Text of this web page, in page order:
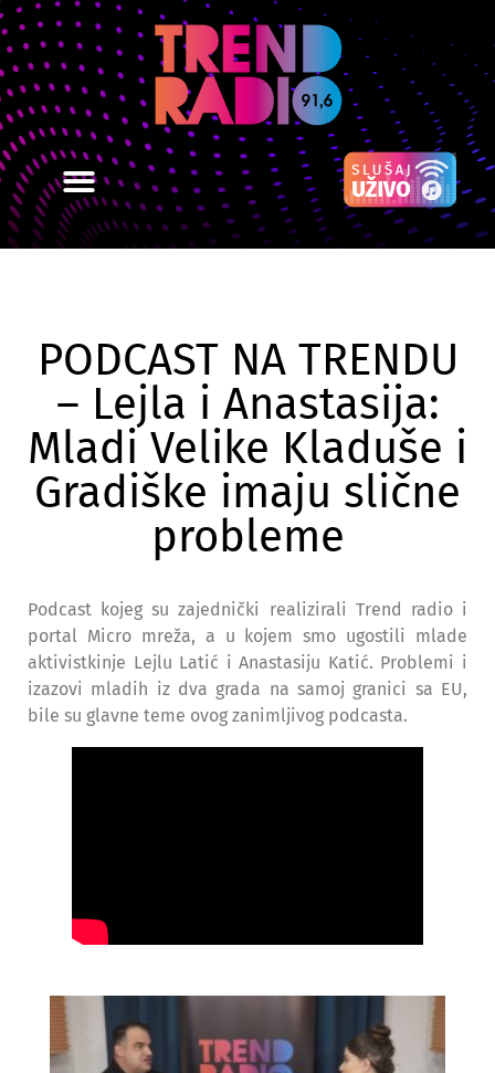
PODCAST NA TRENDU
– Lejla i Anastasija:
Mladi Velike Kladuše i
Gradiške imaju slične
probleme
Podcast kojeg su zajednički realizirali Trend radio i
portal Micro mreža, a u kojem smo ugostili mlade
aktivistkinje Lejlu Latić i Anastasiju Katić. Problemi i
izazovi mladih iz dva grada na samoj granici sa EU,
bile su glavne teme ovog zanimljivog podcasta.